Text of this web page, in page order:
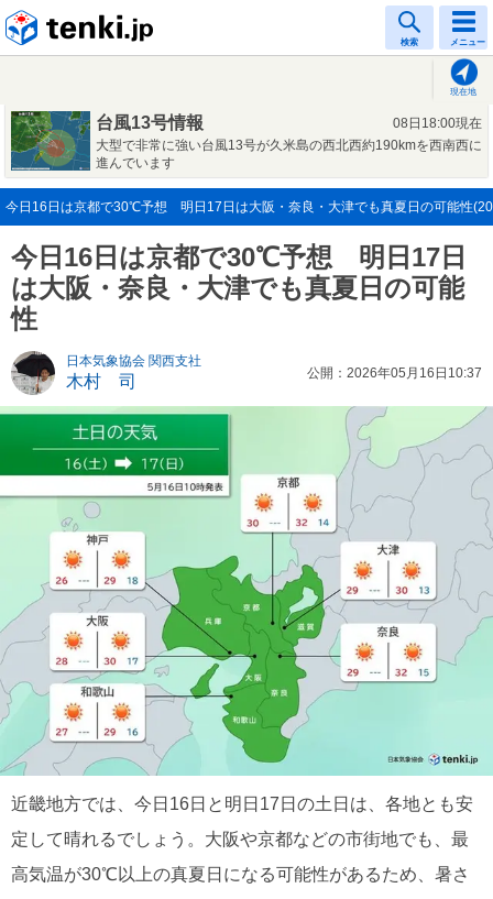
検索 メニュー
現在地
台風13号情報
08日18:00現在
大型で非常に強い台風13号が久米島の西北西約190kmを西南西に
進んでいます
今日16日は京都で30℃予想 明日17日は大阪・奈良・大津でも真夏日の可能性
今日16日は京都で30℃予想 明日17日
は大阪・奈良・大津でも真夏日の可能
性
日本気象協会 関西支社
木村 司 公開：2026年05月16日10:37
近畿地方では、今日16日と明日17日の土日は、各地とも安
定して晴れるでしょう。大阪や京都などの市街地でも、最
高気温が30℃以上の真夏日になる可能性があるため、暑さ